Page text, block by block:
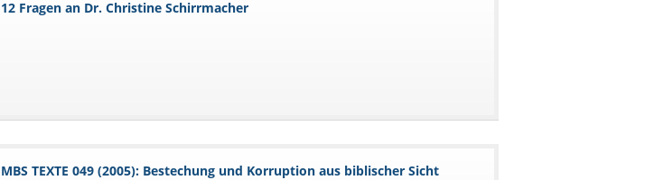
12 Fragen an Dr. Christine Schirrmacher
MBS TEXTE 049 (2005): Bestechung und Korruption aus biblischer Sicht